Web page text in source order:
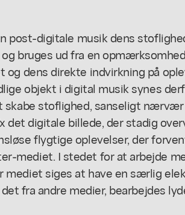
post-digitale musik dens
bruges ud fra en
dens direkte indvirkning på
objekt i digital musik synes
skabe stoflighed, sanseligt nærvær
det digitale billede, der stadig
flygtige oplevelser, der
mediet. I stedet for at arbejde
mediet siges at have en særlig
fra andre medier, bearbejdes